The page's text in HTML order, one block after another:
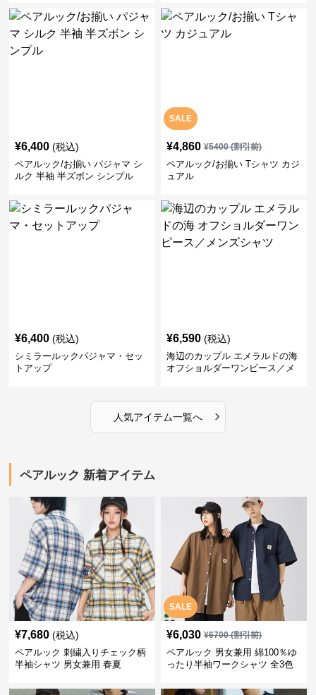
¥6,400 (税込)
ペアルック/お揃い パジャマ シ
ルク 半袖 半ズボン シンプル
SALE
¥4,860 ¥5400(割引前)
ペアルック/お揃い Tシャツ カジ
ュアル
¥6,400 (税込)
シミラールックパジャマ・セッ
トアップ
¥6,590 (税込)
海辺のカップル エメラルドの海
オフショルダーワンピース／メ
人気アイテム一覧へ ›
ペアルック 新着アイテム
¥7,680 (税込)
ペアルック 刺繍入りチェック柄
半袖シャツ 男女兼用 春夏
SALE
¥6,030 ¥6700(割引前)
ペアルック 男女兼用 綿100％ゆ
ったり半袖ワークシャツ 全3色